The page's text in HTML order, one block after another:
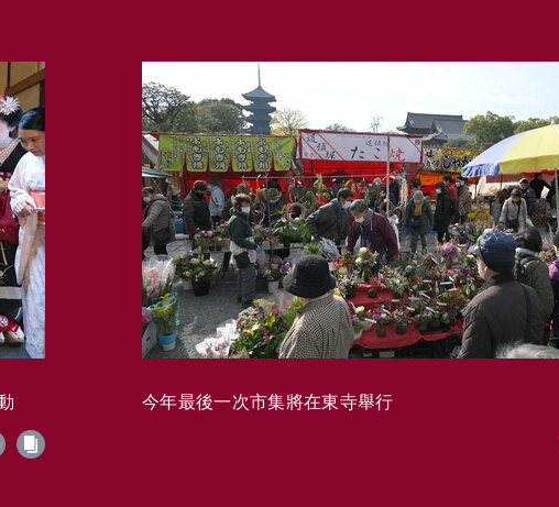
今年最後一次市集將在東寺舉行